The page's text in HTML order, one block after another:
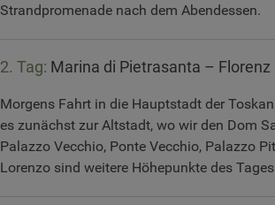
Strandpromenade nach dem Abendessen.
2. Tag: Marina di Pietrasanta – Florenz
Morgens Fahrt in die Hauptstadt der
es zunächst zur Altstadt, wo wir den Dom
Palazzo Vecchio, Ponte Vecchio, Palazzo
Lorenzo sind weitere Höhepunkte des